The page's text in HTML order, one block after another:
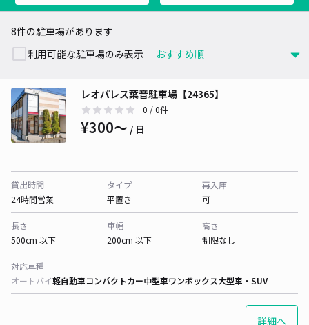
8件の駐車場があります
利用可能な駐車場のみ表示
レオパレス葉音駐車場【24365】
0 / 0件
¥300〜 / 日
貸出時間
24時間営業
タイプ
平置き
再入庫
可
長さ
500cm 以下
車幅
200cm 以下
高さ
制限なし
対応車種
オートバイ軽自動車コンパクトカー中型車ワンボックス大型車・SUV
詳細へ